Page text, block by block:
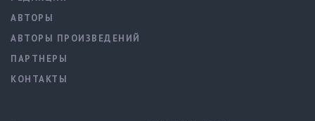
АВТОРЫ
АВТОРЫ ПРОИЗВЕДЕНИЙ
ПАРТНЕРЫ
КОНТАКТЫ